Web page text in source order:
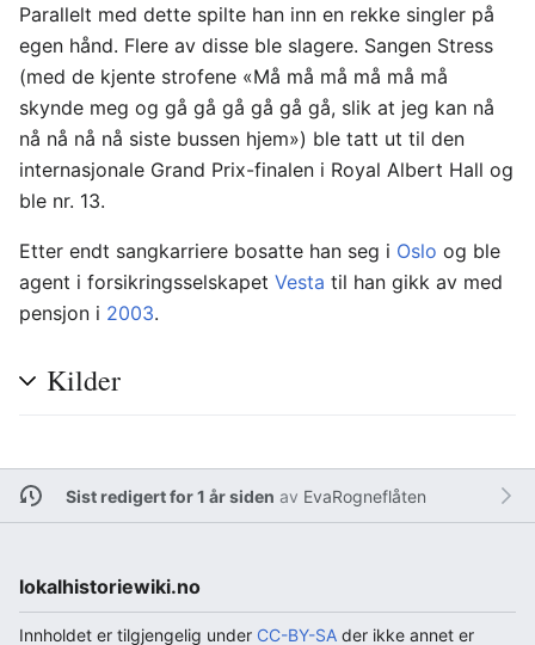
Parallelt med dette spilte han inn en rekke singler på
egen hånd. Flere av disse ble slagere. Sangen Stress
(med de kjente strofene «Må må må må må må
skynde meg og gå gå gå gå gå gå, slik at jeg kan nå
nå nå nå nå siste bussen hjem») ble tatt ut til den
internasjonale Grand Prix-finalen i Royal Albert Hall og
ble nr. 13.
Etter endt sangkarriere bosatte han seg i Oslo og ble
agent i forsikringsselskapet Vesta til han gikk av med
pensjon i 2003.
Kilder
Sist redigert for 1 år siden av EvaRogneflåten
lokalhistoriewiki.no
Innholdet er tilgjengelig under CC-BY-SA der ikke annet er